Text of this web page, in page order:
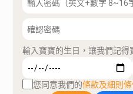
輸入寶寶的生日，讓我們記得
您同意我們的條款及細則